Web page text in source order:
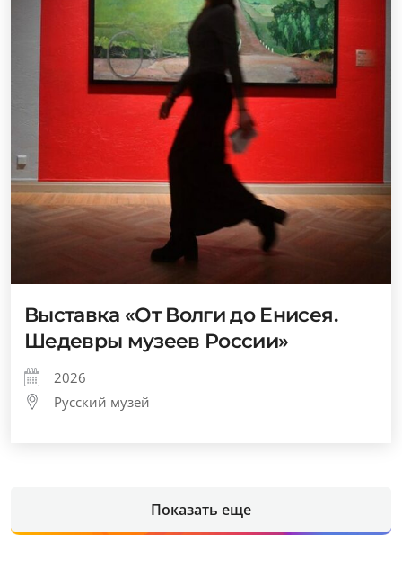
Выставка «От Волги до Енисея.
Шедевры музеев России»
2026
Русский музей
Показать еще